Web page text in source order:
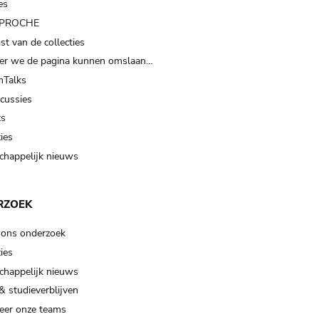
van de collecties
we de pagina kunnen omslaan…
nieuws
onderzoek
nieuws
studieverblijven
onze teams